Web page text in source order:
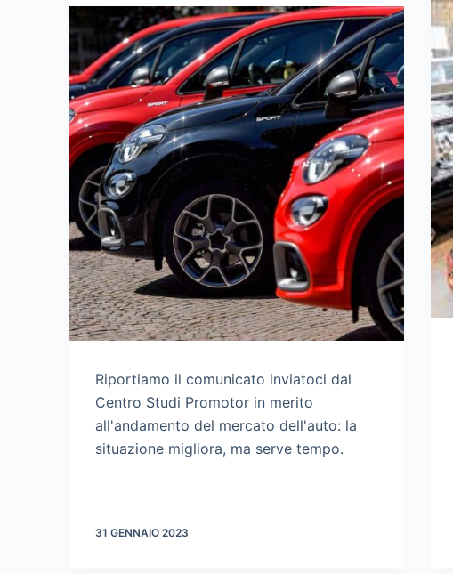
Riportiamo il comunicato inviatoci dal
Centro Studi Promotor in merito
all'andamento del mercato dell'auto: la
situazione migliora, ma serve tempo.
31 GENNAIO 2023